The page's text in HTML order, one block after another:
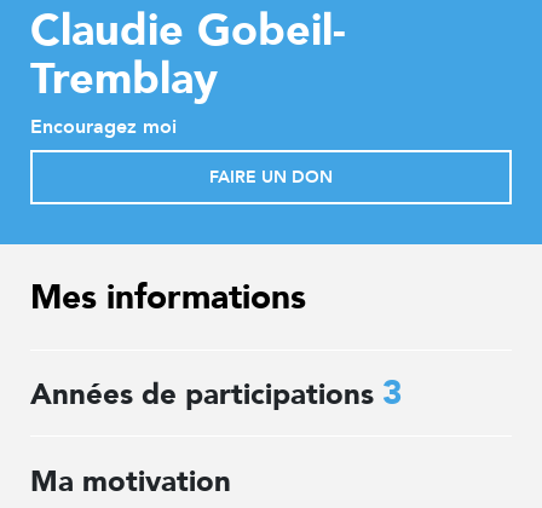
Claudie Gobeil-
Tremblay
Encouragez moi
FAIRE UN DON
Mes informations
Années de participations 3
Ma motivation